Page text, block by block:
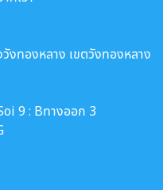
งทองหลาง เขตวังทองหลาง
9 : Bทางออก 3